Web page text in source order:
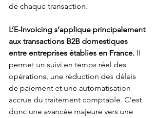
de chaque transaction.
L’E-Invoicing s’applique principalement
aux transactions B2B domestiques
entre entreprises établies en France. Il
permet un suivi en temps réel des
opérations, une réduction des délais
de paiement et une automatisation
accrue du traitement comptable. C’est
donc une avancée majeure vers une